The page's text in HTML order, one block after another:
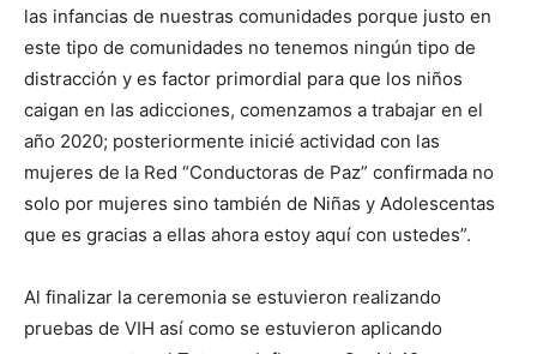
las infancias de nuestras comunidades porque justo en
este tipo de comunidades no tenemos ningún tipo de
distracción y es factor primordial para que los niños
caigan en las adicciones, comenzamos a trabajar en el
año 2020; posteriormente inicié actividad con las
mujeres de la Red “Conductoras de Paz” confirmada no
solo por mujeres sino también de Niñas y Adolescentas
que es gracias a ellas ahora estoy aquí con ustedes”.
Al finalizar la ceremonia se estuvieron realizando
pruebas de VIH así como se estuvieron aplicando